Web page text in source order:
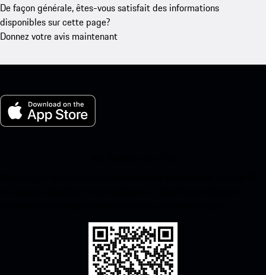
De façon générale, êtes-vous satisfait des informations
disponibles sur cette page?
Donnez votre avis maintenant